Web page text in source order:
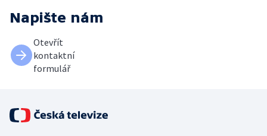
Napište nám
Otevřít
kontaktní
formulář